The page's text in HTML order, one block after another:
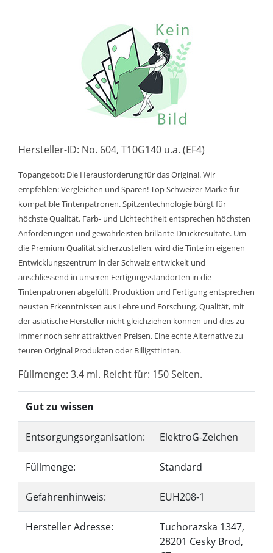
Hersteller-ID: No. 604, T10G140 u.a. (EF4)
Topangebot: Die Herausforderung für das Original. Wir
empfehlen: Vergleichen und Sparen! Top Schweizer Marke für
kompatible Tintenpatronen. Spitzentechnologie bürgt für
höchste Qualität. Farb- und Lichtechtheit entsprechen höchsten
Anforderungen und gewährleisten brillante Druckresultate. Um
die Premium Qualität sicherzustellen, wird die Tinte im eigenen
Entwicklungszentrum in der Schweiz entwickelt und
anschliessend in unseren Fertigungsstandorten in die
Tintenpatronen abgefüllt. Produktion und Fertigung entsprechen
neusten Erkenntnissen aus Lehre und Forschung. Qualität, mit
der asiatische Hersteller nicht gleichziehen können und dies zu
immer noch sehr attraktiven Preisen. Eine echte Alternative zu
teuren Original Produkten oder Billigsttinten.
Füllmenge: 3.4 ml. Reicht für: 150 Seiten.
Gut zu wissen
Entsorgungsorganisation: ElektroG-Zeichen
Füllmenge: Standard
Gefahrenhinweis: EUH208-1
Hersteller Adresse:
Tuchorazska 1347,
28201 Cesky Brod,